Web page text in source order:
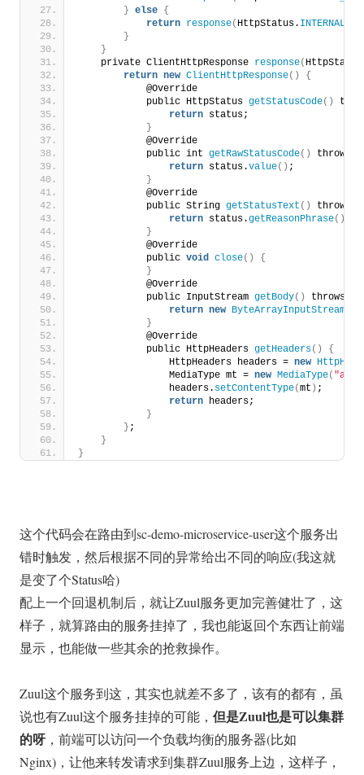
} else {
return response( HttpStatus.
}
}
    private ClientHttpResponse
response(
return new ClientHttpResponse()
{
            @Override
            public HttpStatus
getStatusCode()
return status;
}
            @Override
            public int
getRawStatusCode()
throws
return status.value() ;
}
            @Override
            public String
getStatusText ()
throws
return status.getReasonPhrase()
}
            @Override
            public
void close()
{
}
            @Override
            public InputStream
getBody()
throws
return new ByteArrayInputStream
}
            @Override
            public HttpHeaders
getHeaders()
{
                HttpHeaders headers =
new
                MediaType mt =
new MediaType(
                headers.
setContentType(mt ) ;
return headers;
}
} ;
}
}
这个代码会在路由到sc-demo-microservice-user这个服务出
错时触发，然后根据不同的异常给出不同的响应(我这就
是变了个Status哈)
配上一个回退机制后，就让Zuul服务更加完善健壮了，这
样子，就算路由的服务挂掉了，我也能返回个东西让前端
显示，也能做一些其余的抢救操作。
Zuul这个服务到这，其实也就差不多了，该有的都有，虽
说也有Zuul这个服务挂掉的可能， 但是Zuul也是可以集群
的呀 ，前端可以访问一个负载均衡的服务器(比如
Nginx)，让他来转发请求到集群Zuul服务上边，这样子，